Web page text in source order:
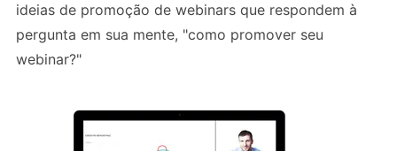
ideias de promoção de webinars que respondem à
pergunta em sua mente, "como promover seu
webinar?"